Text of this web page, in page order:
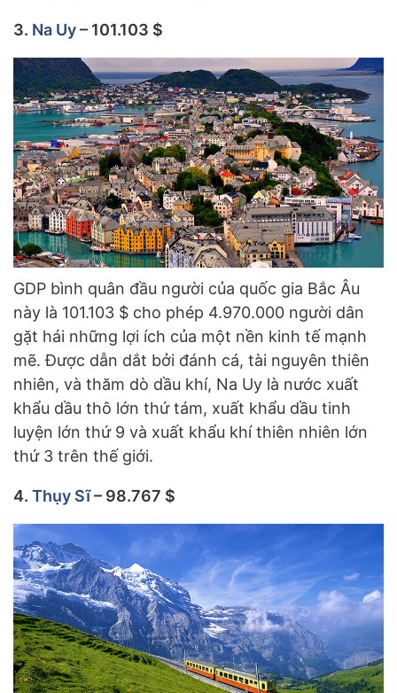
3. Na Uy– 101.103 $
GDP bình quân đầu người của quốc gia Bắc Âu
này là 101.103 $ cho phép 4.970.000 người dân
gặt hái những lợi ích của một nền kinh tế mạnh
mẽ. Được dẫn dắt bởi đánh cá, tài nguyên thiên
nhiên, và thăm dò dầu khí, Na Uy là nước xuất
khẩu dầu thô lớn thứ tám, xuất khẩu dầu tinh
luyện lớn thứ 9 và xuất khẩu khí thiên nhiên lớn
thứ 3 trên thế giới.
4. Thụy Sĩ– 98.767 $